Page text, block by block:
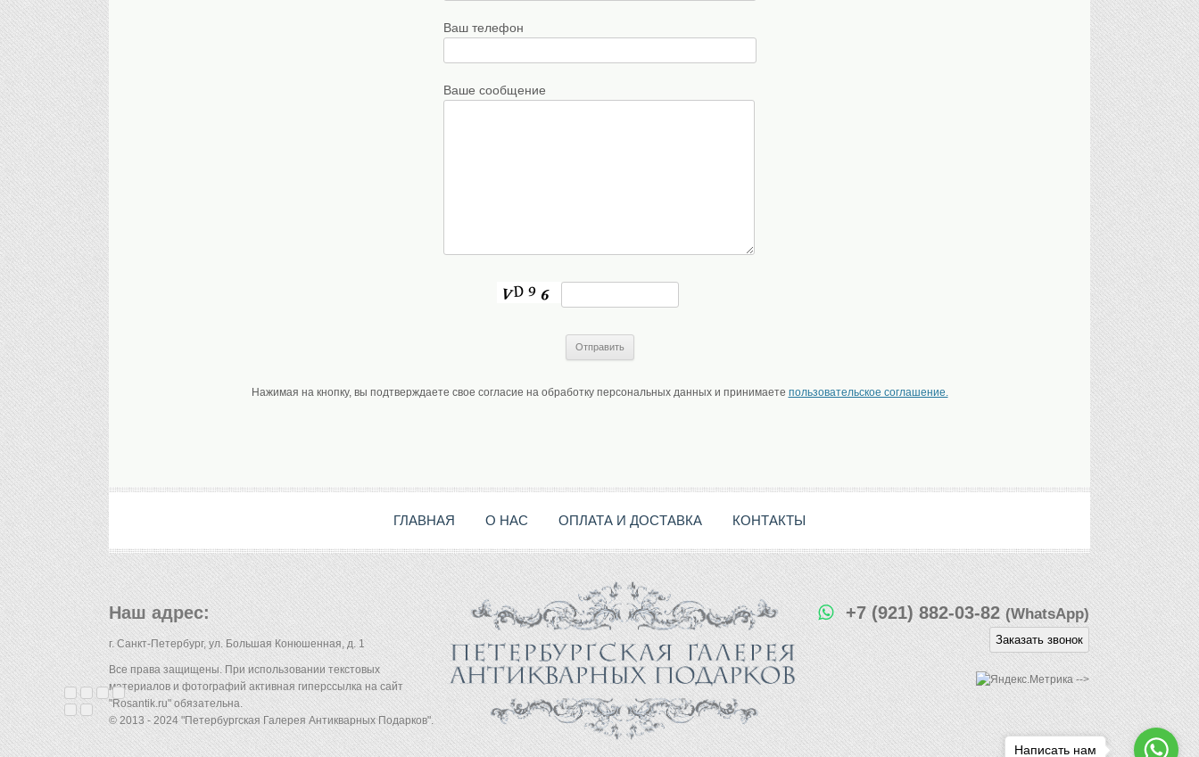
Ваш телефон
Ваше сообщение
Нажимая на кнопку, вы подтверждаете свое согласие на обработку персональных данных и принимаете пользовательское соглашение.
ГЛАВНАЯ О НАС ОПЛАТА И ДОСТАВКА КОНТАКТЫ
Наш адрес:
г. Санкт-Петербург, ул. Большая Конюшенная, д. 1
Все права защищены. При использовании текстовых
материалов и фотографий активная гиперссылка на сайт
"Rosantik.ru" обязательна.
© 2013 - 2024 "Петербургская Галерея Антикварных Подарков".
+7 (921) 882-03-82(WhatsApp)
Заказать звонок
-->
Написать нам